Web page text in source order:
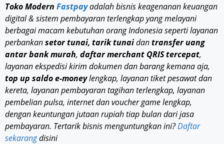
Toko Modern Fastpayadalah bisnis keagenanan keuangan
digital & sistem pembayaran terlengkap yang melayani
berbagai macam kebutuhan orang Indonesia seperti layanan
perbankansetor tunai, tarik tunaidantransfer uang
antar bank murah, daftar merchant QRIS tercepat,
layanan ekspedisi kirim dokumen dan barang kemana aja,
top up saldo e-moneylengkap, layanan tiket pesawat dan
kereta, layanan pembayaran tagihan terlengkap, layanan
pembelian pulsa, internet dan voucher game lengkap,
dengan keuntungan jutaan rupiah tiap bulan dari jasa
pembayaran. Tertarik bisnis menguntungkan ini?Daftar
sekarangdisini